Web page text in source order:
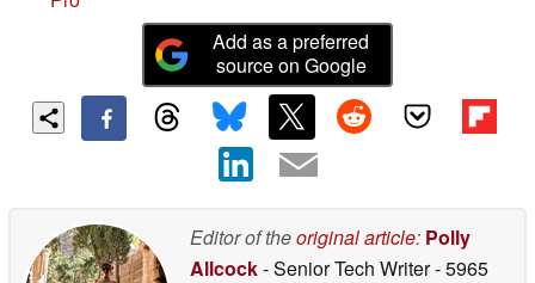
Add as a preferred
source on Google
Editor of theoriginal article: Polly
Allcock- Senior Tech Writer- 5965